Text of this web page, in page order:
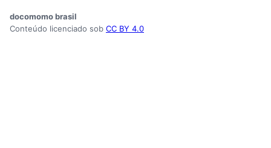
docomomo brasil
Conteúdo licenciado sob CC BY 4.0